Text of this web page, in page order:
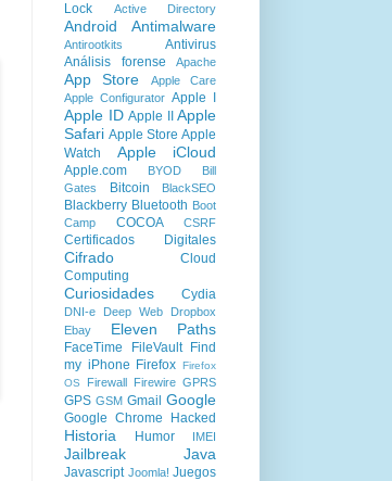
Lock
Active Directory
Android Antimalware
Antirootkits
Antivirus
Análisis forense
Apache
App Store
Apple Care
Apple Configurator Apple I
Apple ID Apple II
Apple
Safari Apple Store Apple
Watch
Apple iCloud
Apple.com BYOD
Bill
Gates
Bitcoin BlackSEO
Blackberry Bluetooth Boot
Camp
COCOA CSRF
Certificados Digitales
Cifrado
Cloud
Computing
Curiosidades Cydia
DNI-e Deep Web
Dropbox
Ebay
Eleven Paths
FaceTime FileVault
Find
my iPhone Firefox Firefox
OS
Firewall Firewire GPRS
GPS GSM Gmail Google
Google Chrome Hacked
Historia Humor IMEI
Jailbreak Java
Javascript Joomla! Juegos